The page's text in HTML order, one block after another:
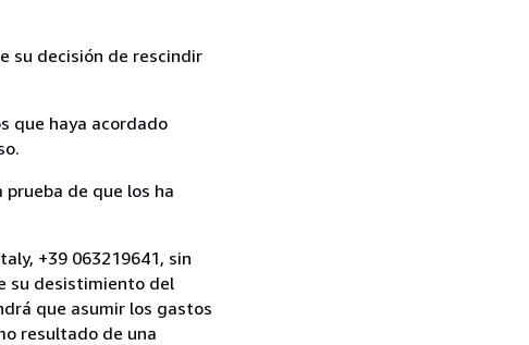
su decisión de rescindir
que haya acordado
de que los ha
+39 063219641, sin
su desistimiento del
que asumir los gastos
resultado de una